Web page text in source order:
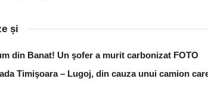
și
din Banat! Un şofer a murit carbonizat FOTO
Timişoara – Lugoj, din cauza unui camion